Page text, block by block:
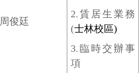
周俊廷
2.賃居生業務
(士林校區)
3. 臨時交辦事
項